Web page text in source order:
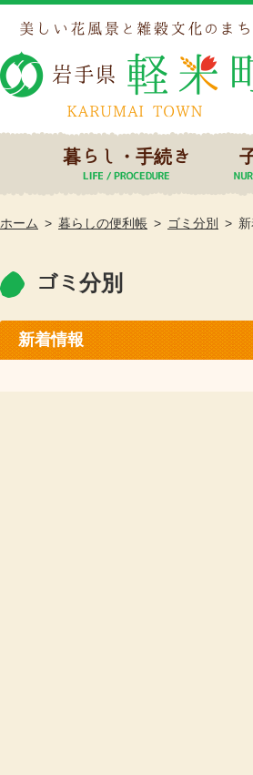
暮らし・手続き
ホーム 暮らしの便利帳 ゴミ分別
ゴミ分別
新着情報